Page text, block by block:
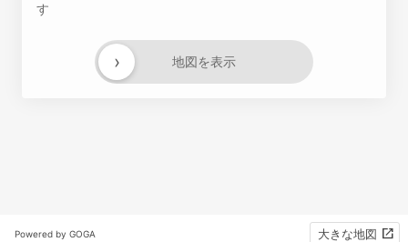
す
地図を表示
›
Powered by GOGA 大きな地図